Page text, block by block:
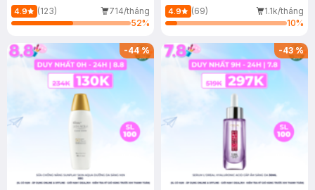
4.9 (123)
714/tháng
52%
(Mới)
4.9 (69)
1.1k/tháng
10%
-44% -43%